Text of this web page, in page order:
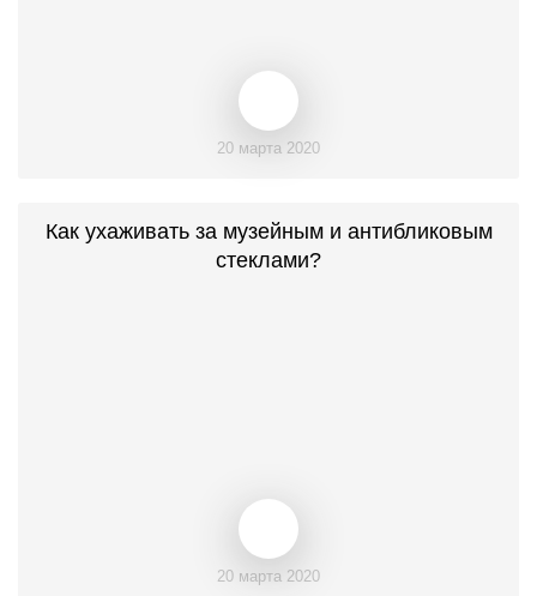
20 марта 2020
Как ухаживать за музейным и антибликовым
стеклами?
20 марта 2020